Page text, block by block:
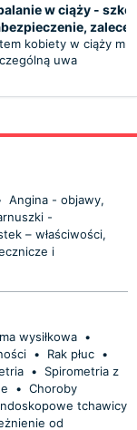
w ciąży -
kobiety w ciąży
uwa
Angina - objawy,
-
– właściwości,
i
wysiłkowa •
• Rak płuc •
•
Spirometria z
• Choroby
tchawicy
od